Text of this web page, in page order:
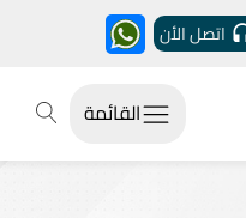
اتصل الأن
القائمة